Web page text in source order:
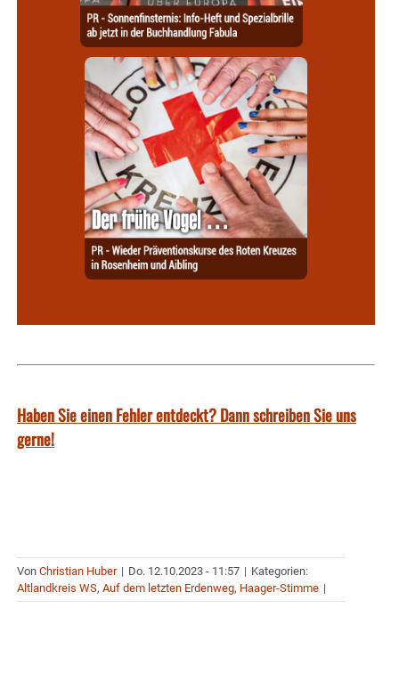
Haben Sie einen Fehler entdeckt? Dann schreiben Sie uns
gerne!
Von Christian Huber | Do. 12.10.2023 - 11:57 | Kategorien:
Altlandkreis WS, Auf dem letzten Erdenweg, Haager-Stimme |